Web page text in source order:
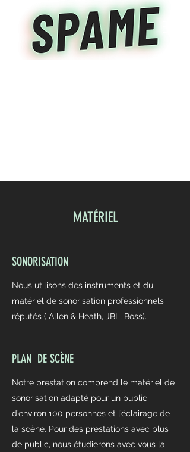
MATÉRIEL
SONORISATION
Nous utilisons des instruments et du
matériel de sonorisation professionnels
réputés ( Allen & Heath, JBL, Boss).
PLAN DE SCÈNE
Notre prestation comprend le matériel de
sonorisation adapté pour un public
d’environ 100 personnes et l’éclairage de
la scène. Pour des prestations avec plus
de public, nous étudierons avec vous la